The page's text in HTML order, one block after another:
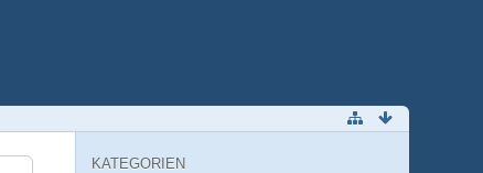
KATEGORIEN